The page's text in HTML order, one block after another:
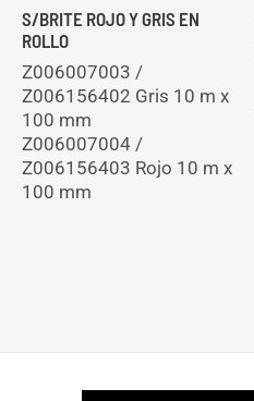
S/BRITE ROJO Y GRIS EN
ROLLO
Z006007003 /
Z006156402 Gris 10 m x
100 mm
Z006007004 /
Z006156403 Rojo 10 m x
100 mm